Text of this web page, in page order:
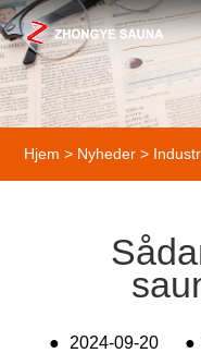
Hjem > Nyheder >
● 2024-09-20 ●